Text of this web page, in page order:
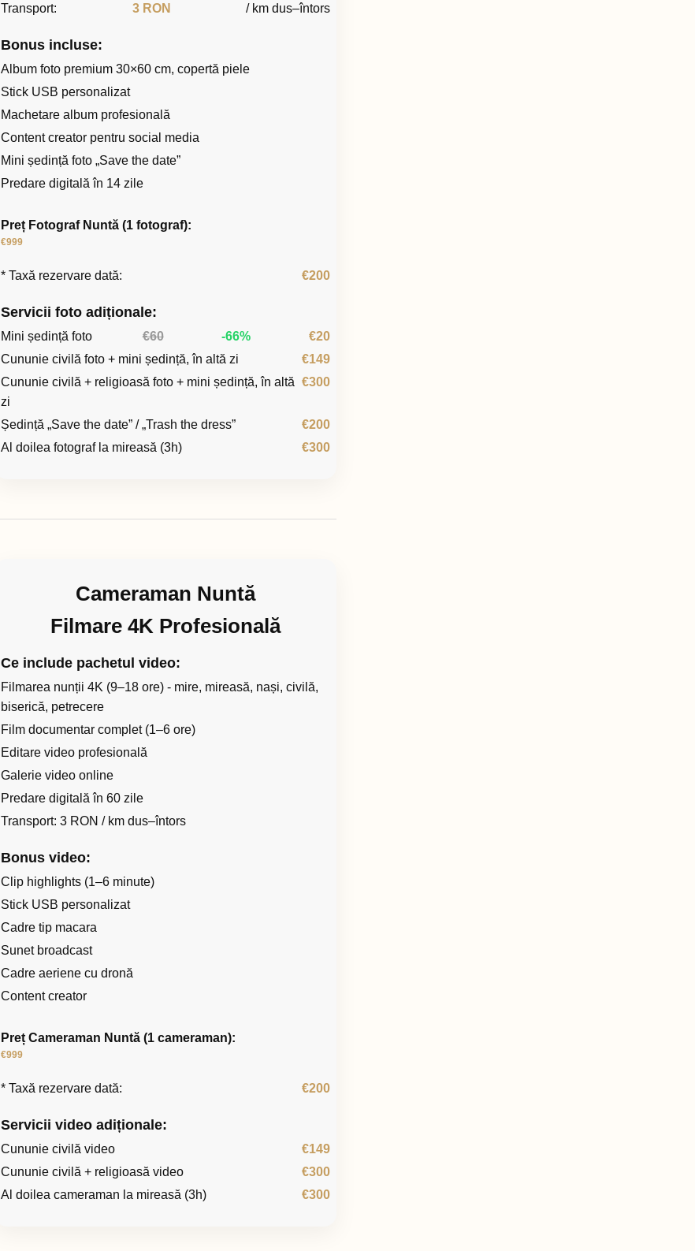
Transport:
3 RON / km dus–întors
Bonus incluse:
Album foto premium 30×60 cm, copertă piele
Stick USB personalizat
Machetare album profesională
Content creator pentru social media
Mini ședință foto „Save the date”
Predare digitală în 14 zile
Preț Fotograf Nuntă (1 fotograf):
€999
* Taxă rezervare dată: €200
Servicii foto adiționale:
Mini ședință foto €60 -66%
€20
Cununie civilă foto + mini ședință, în altă zi
€149
Cununie civilă + religioasă foto + mini ședință, în altă
zi
€300
Ședință „Save the date” / „Trash the dress”
€200
Al doilea fotograf la mireasă (3h)
€300
Cameraman Nuntă
Filmare 4K Profesională
Ce include pachetul video:
Filmarea nunții 4K (9–18 ore) - mire, mireasă, nași, civilă,
biserică, petrecere
Film documentar complet (1–6 ore)
Editare video profesională
Galerie video online
Predare digitală în 60 zile
Transport: 3 RON / km dus–întors
Bonus video:
Clip highlights (1–6 minute)
Stick USB personalizat
Cadre tip macara
Sunet broadcast
Cadre aeriene cu dronă
Content creator
Preț Cameraman Nuntă (1 cameraman):
€999
* Taxă rezervare dată: €200
Servicii video adiționale:
Cununie civilă video
€149
Cununie civilă + religioasă video
€300
Al doilea cameraman la mireasă (3h)
€300